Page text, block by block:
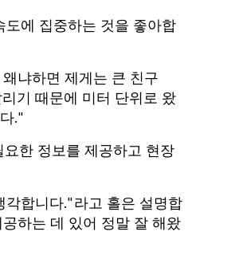
에 집중하는 것을 좋아합
냐하면 제게는 큰 친구
기 때문에 미터 단위로 왔
."
한 정보를 제공하고 현장
각합니다."라고 홀은 설명합
하는 데 있어 정말 잘 해왔